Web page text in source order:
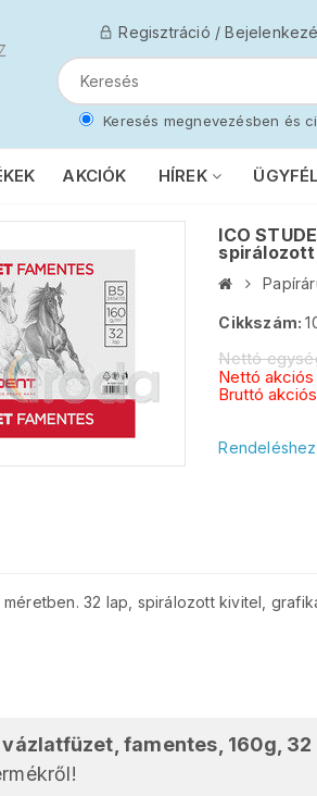
Regisztráció /
Keresés megnevezésben és
AKCIÓK HÍREK
ICO
spirálozott
Cikkszám:
Nettó
Nettó akciós
Bruttó
Rendeléshez
32 lap, spirálozott kivitel,
vázlatfüzet, famentes, 160g,